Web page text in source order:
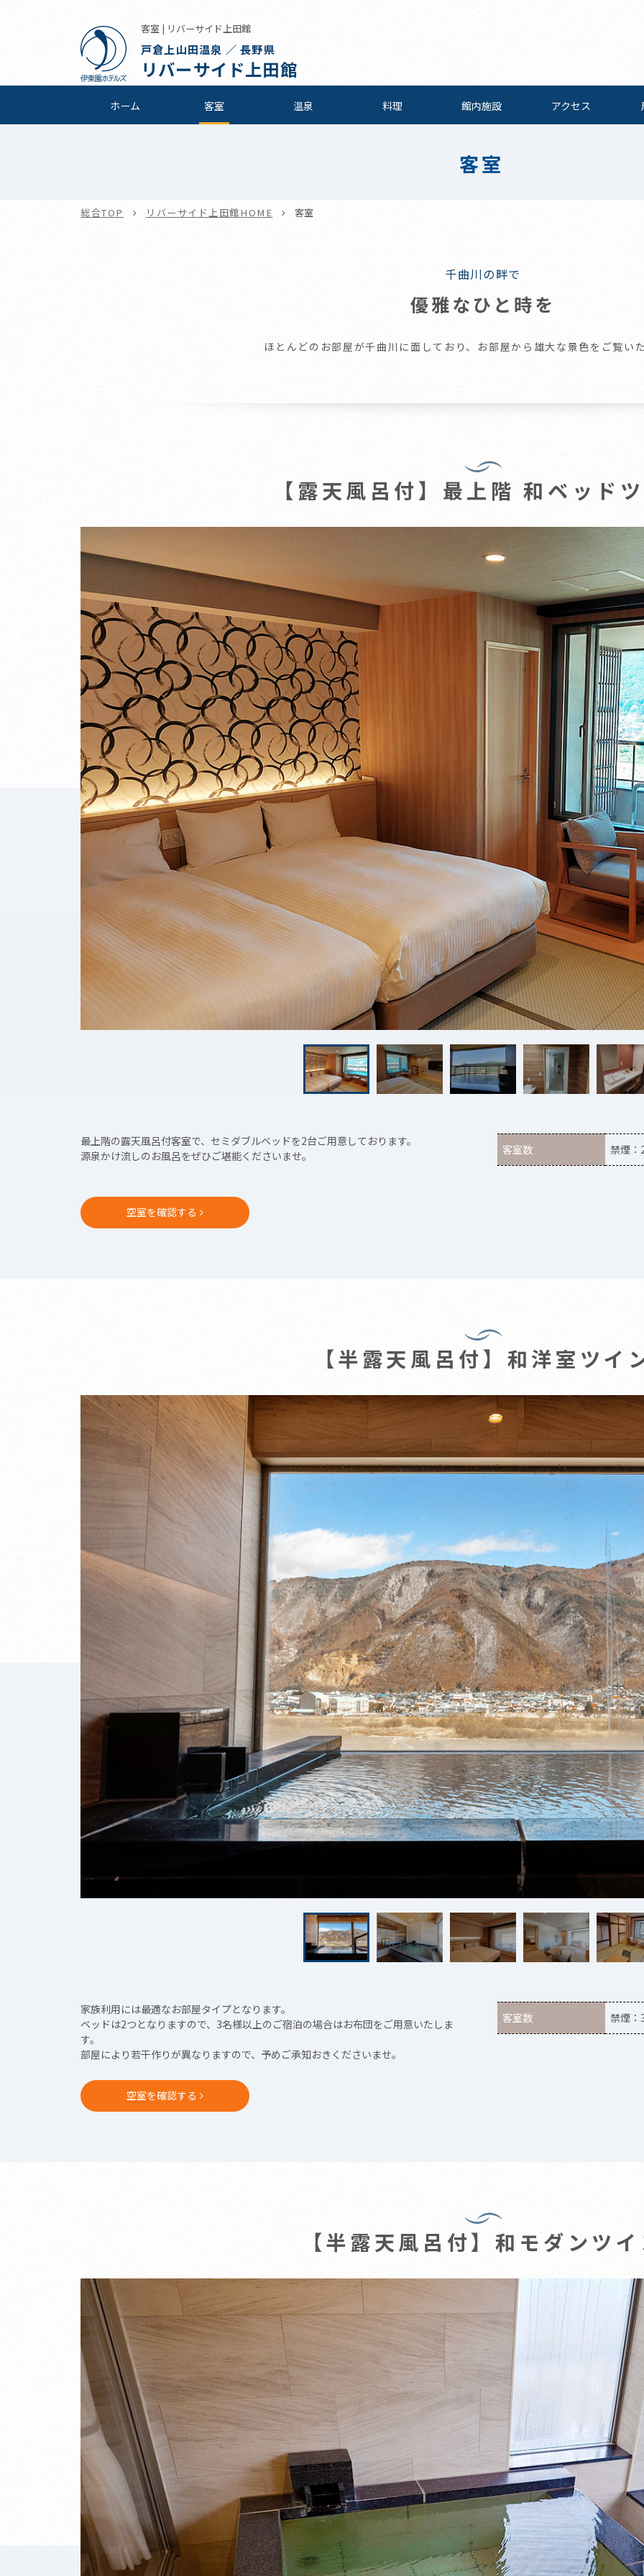
客室 | リバーサイド上田館
戸倉上山田温泉 ／ 長野県
リバーサイド上田館
ホーム 客室 温泉 料理 館内施設 アクセス
客室
総合TOP リバーサイド上田館HOME 客室
千曲川の畔で
優雅なひと時を
ほとんどのお部屋が千曲川に面しており、お部屋から雄大な景色をご覧い
【露天風呂付】最上階 和ベッド
最上階の露天風呂付客室で、セミダブルベッドを2台ご用意しております。
源泉かけ流しのお風呂をぜひご堪能くださいませ。
客室数 禁煙：
空室を確認する
【半露天風呂付】和洋室ツイ
家族利用には最適なお部屋タイプとなります。
ベッドは2つとなりますので、3名様以上のご宿泊の場合はお布団をご用意いたしま
す。
部屋により若干作りが異なりますので、予めご承知おきくださいませ。
客室数 禁煙：
空室を確認する
【半露天風呂付】和モダンツ